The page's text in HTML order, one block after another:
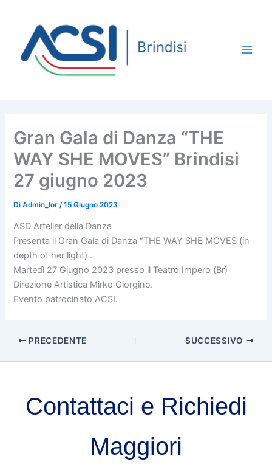
contenuto
Gran Gala di Danza “THE
WAY SHE MOVES” Brindisi
27 giugno 2023
DiAdmin_lor /15 Giugno 2023
ASD Artelier della Danza
Presenta il Gran Gala di Danza “THE WAY SHE MOVES (in
depth of her light) .
Martedì 27 Giugno 2023 presso il Teatro Impero (Br)
Direzione Artistica Mirko Giorgino.
Evento patrocinato ACSI.
PRECEDENTE SUCCESSIVO
Contattaci e Richiedi
Maggiori